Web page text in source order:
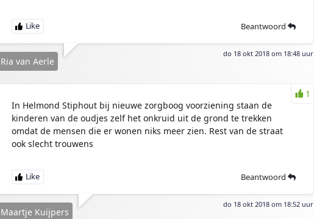
Beantwoord
do 18 okt 2018 om 18:48 uur
Ria van Aerle
In Helmond Stiphout bij nieuwe zorgboog voorziening staan de
kinderen van de oudjes zelf het onkruid uit de grond te trekken
omdat de mensen die er wonen niks meer zien. Rest van de straat
ook slecht trouwens
Beantwoord
do 18 okt 2018 om 18:52 uur
Maartje Kuijpers
1